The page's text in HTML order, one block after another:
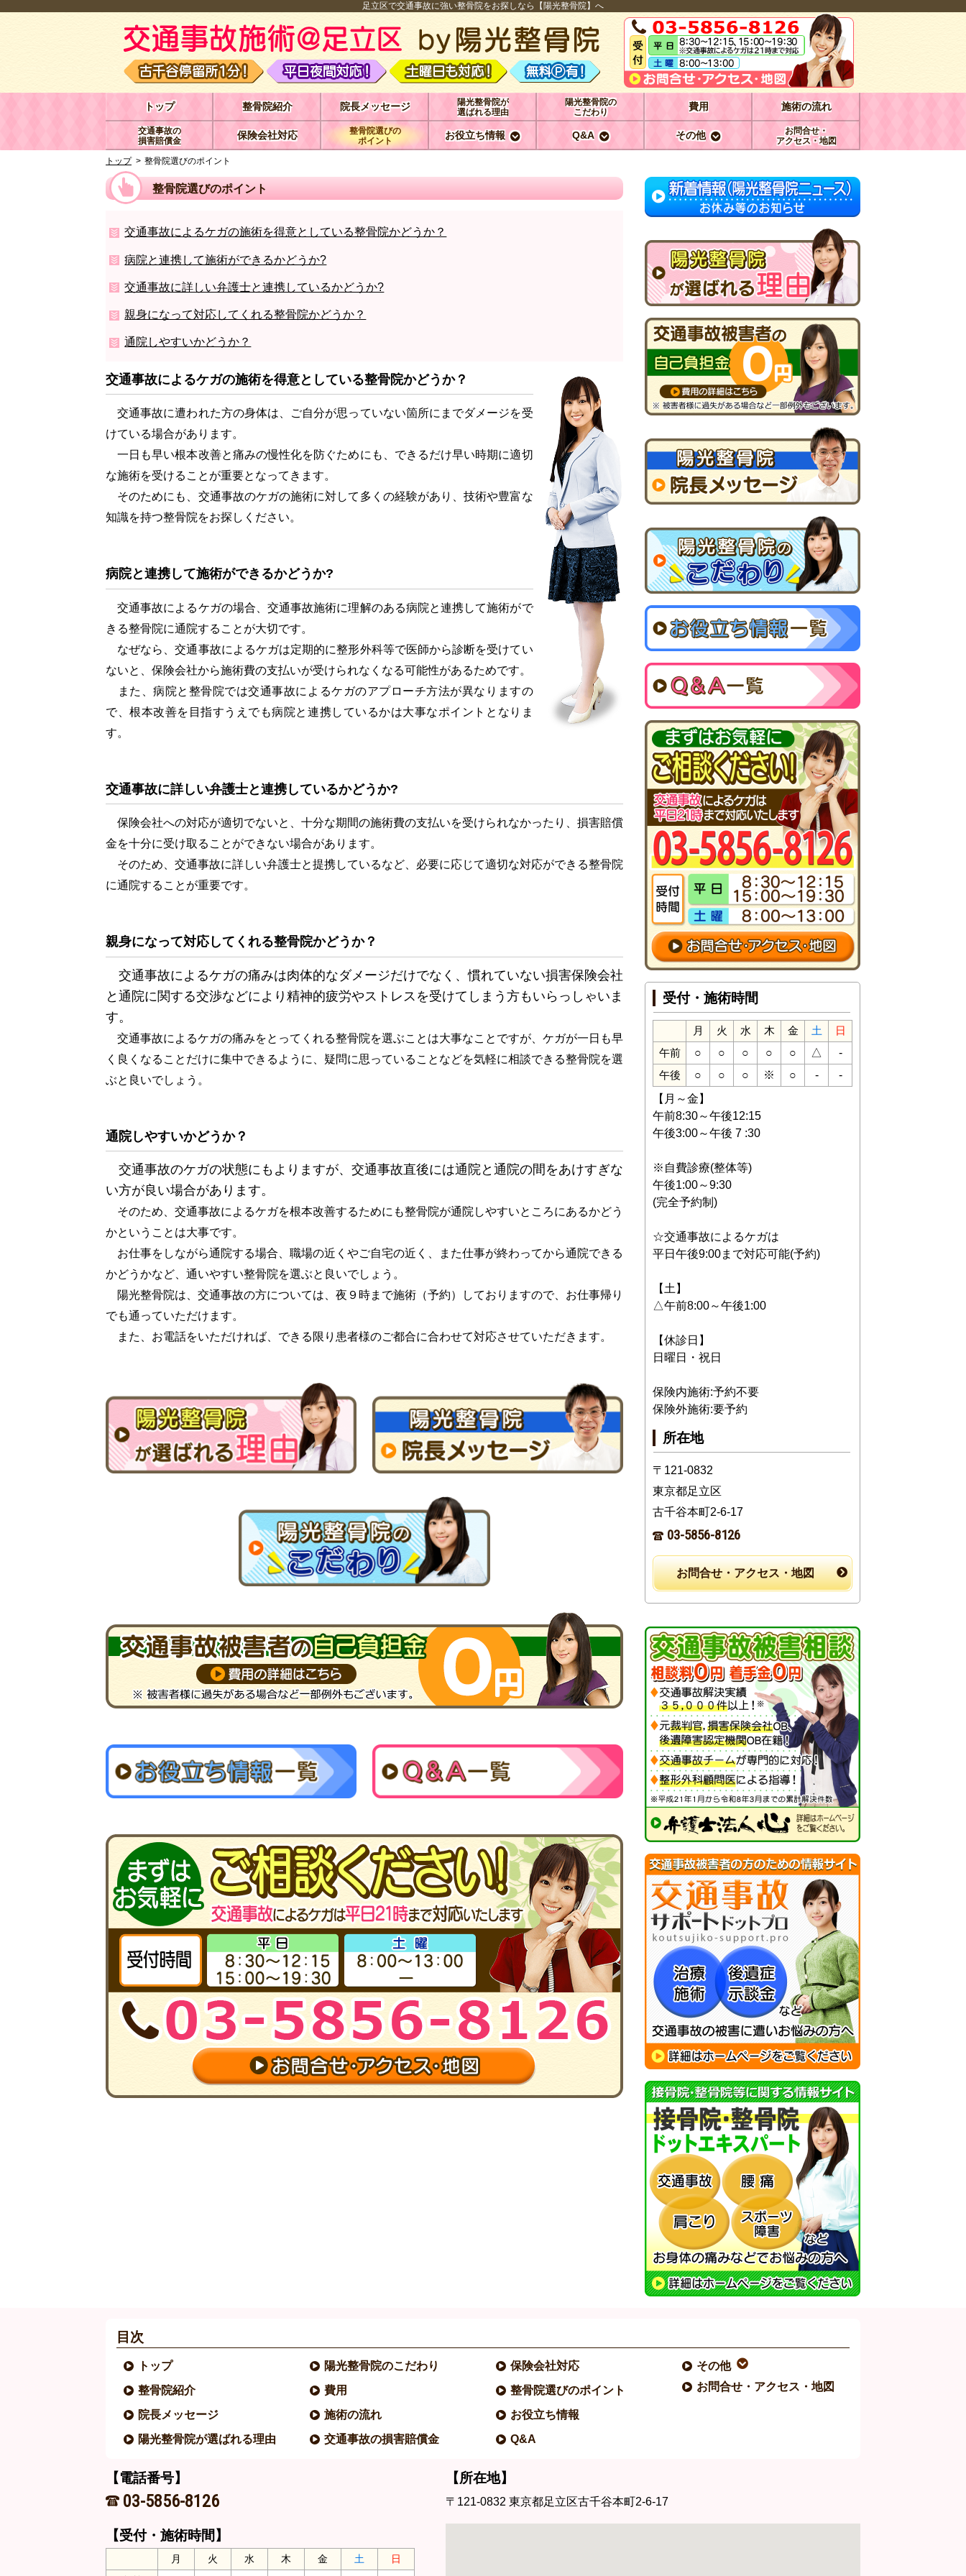
足立区で交通事故に強い整骨院をお探しなら【陽光整骨院】へ
トップ 整骨院紹介 院長メッセージ
陽光整骨院が
選ばれる理由
陽光整骨院の
こだわり
費用 施術の流れ
交通事故の
損害賠償金
保険会社対応
整骨院選びの
ポイント
お役立ち情報 Q&A その他
お問合せ・
アクセス・地図
トップ
整骨院選びのポイント
整骨院選びのポイント
交通事故によるケガの施術を得意としている整骨院かどうか？
病院と連携して施術ができるかどうか?
交通事故に詳しい弁護士と連携しているかどうか?
親身になって対応してくれる整骨院かどうか？
通院しやすいかどうか？
交通事故によるケガの施術を得意としている整骨院かどうか？
交通事故に遭われた方の身体は、ご自分が思っていない箇所にまでダメージを受
けている場合があります。
一日も早い根本改善と痛みの慢性化を防ぐためにも、できるだけ早い時期に適切
な施術を受けることが重要となってきます。
そのためにも、交通事故のケガの施術に対して多くの経験があり、技術や豊富な
知識を持つ整骨院をお探しください。
病院と連携して施術ができるかどうか?
交通事故によるケガの場合、交通事故施術に理解のある病院と連携して施術がで
きる整骨院に通院することが大切です。
なぜなら、交通事故によるケガは定期的に整形外科等で医師から診断を受けてい
ないと、保険会社から施術費の支払いが受けられなくなる可能性があるためです。
また、病院と整骨院では交通事故によるケガのアプローチ方法が異なりますの
で、根本改善を目指すうえでも病院と連携しているかは大事なポイントとなりま
す。
交通事故に詳しい弁護士と連携しているかどうか?
保険会社への対応が適切でないと、十分な期間の施術費の支払いを受けられなかったり、損害賠償
金を十分に受け取ることができない場合があります。
そのため、交通事故に詳しい弁護士と提携しているなど、必要に応じて適切な対応ができる整骨院
に通院することが重要です。
親身になって対応してくれる整骨院かどうか？
交通事故によるケガの痛みは肉体的なダメージだけでなく、慣れていない損害保険会社
と通院に関する交渉などにより精神的疲労やストレスを受けてしまう方もいらっしゃいま
す。
交通事故によるケガの痛みをとってくれる整骨院を選ぶことは大事なことですが、ケガが一日も早
く良くなることだけに集中できるように、疑問に思っていることなどを気軽に相談できる整骨院を選
ぶと良いでしょう。
通院しやすいかどうか？
交通事故のケガの状態にもよりますが、交通事故直後には通院と通院の間をあけすぎな
い方が良い場合があります。
そのため、交通事故によるケガを根本改善するためにも整骨院が通院しやすいところにあるかどう
かということは大事です。
お仕事をしながら通院する場合、職場の近くやご自宅の近く、また仕事が終わってから通院できる
かどうかなど、通いやすい整骨院を選ぶと良いでしょう。
陽光整骨院は、交通事故の方については、夜９時まで施術（予約）しておりますので、お仕事帰り
でも通っていただけます。
また、お電話をいただければ、できる限り患者様のご都合に合わせて対応させていただきます。
受付・施術時間
月 火 水 木 金 土
日
午前
○ ○ ○ ○ ○ △ -
午後 ○ ○ ○ ※ ○ -
-
【月～金】
午前8:30～午後12:15
午後3:00～午後 7 :30
※自費診療(整体等)
午後1:00～9:30
(完全予約制)
☆交通事故によるケガは
平日午後9:00まで対応可能(予約)
【土】
△午前8:00～午後1:00
【休診日】
日曜日・祝日
保険内施術:予約不要
保険外施術:要予約
所在地
〒121-0832
東京都足立区
古千谷本町2-6-17
03-5856-8126
お問合せ・アクセス・地図
目次
トップ
整骨院紹介
院長メッセージ
陽光整骨院が選ばれる理由
陽光整骨院のこだわり
費用
施術の流れ
交通事故の損害賠償金
保険会社対応
整骨院選びのポイント
お役立ち情報
Q&A
その他
お問合せ・アクセス・地図
【電話番号】
03-5856-8126
【受付・施術時間】
月 火 水 木 金 土
日
【所在地】
〒121-0832 東京都足立区古千谷本町2-6-17